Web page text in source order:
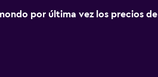
por última vez los precios de